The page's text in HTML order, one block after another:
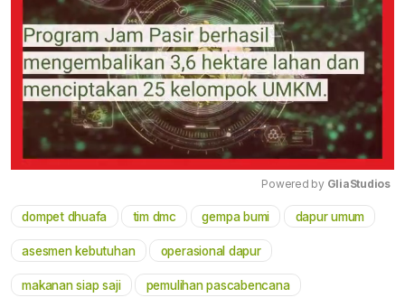
Mute
Powered by GliaStudios
dompet dhuafa tim dmc gempa bumi dapur umum
asesmen kebutuhan operasional dapur
makanan siap saji pemulihan pascabencana